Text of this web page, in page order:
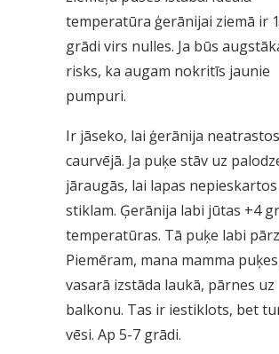
temperatūra ģerānijai ziemā ir
grādi virs nulles. Ja būs
risks, ka augam nokritīs jaunie
pumpuri.
Ir jāseko, lai ģerānija neatrastos
caurvējā. Ja puķe stāv uz
jāraugās, lai lapas
stiklam. Ģerānija labi jūtas +4
temperatūras. Tā puķe labi
Piemēram, mana mamma
vasarā izstāda laukā, pārnes uz
balkonu. Tas ir iestiklots, bet
vēsi. Ap 5-7 grādi.